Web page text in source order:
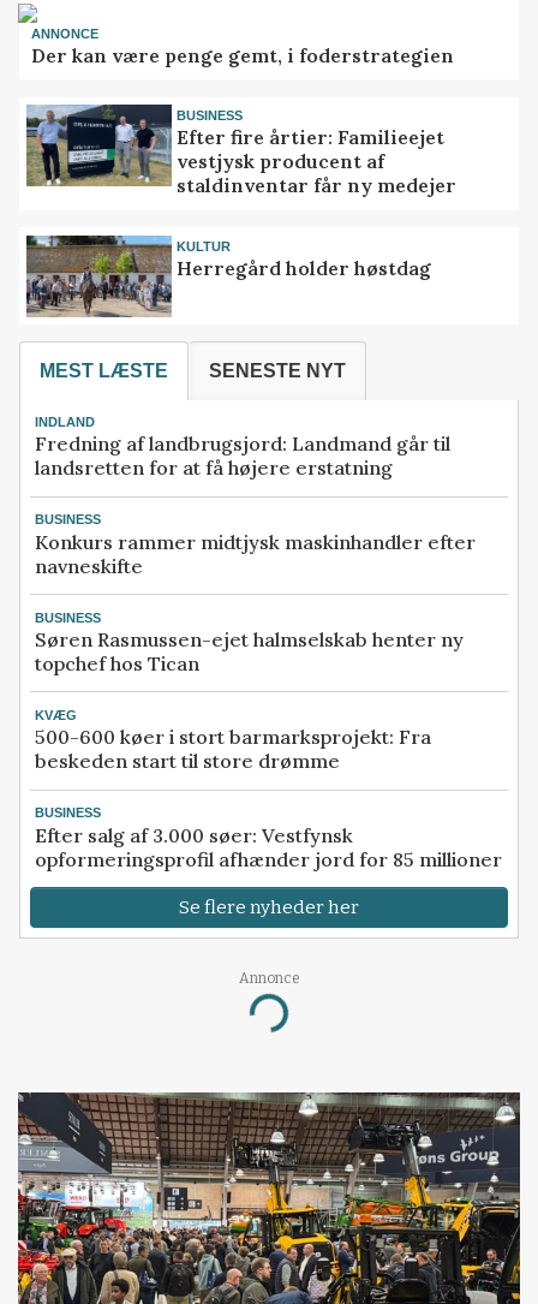
ANNONCE
Der kan være penge gemt, i foderstrategien
BUSINESS
Efter fire årtier: Familieejet
vestjysk producent af
staldinventar får ny medejer
KULTUR
Herregård holder høstdag
MEST LÆSTE SENESTE NYT
INDLAND
Fredning af landbrugsjord: Landmand går til
landsretten for at få højere erstatning
BUSINESS
Konkurs rammer midtjysk maskinhandler efter
navneskifte
BUSINESS
Søren Rasmussen-ejet halmselskab henter ny
topchef hos Tican
KVÆG
500-600 køer i stort barmarksprojekt: Fra
beskeden start til store drømme
BUSINESS
Efter salg af 3.000 søer: Vestfynsk
opformeringsprofil afhænder jord for 85 millioner
Se flere nyheder her
Annonce
Loading...